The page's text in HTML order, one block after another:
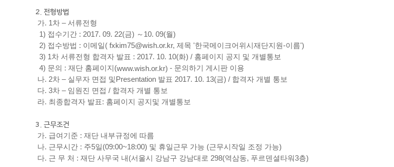
2. 전형방법
가. 1차 – 서류전형
1) 접수기간 : 2017. 09. 22(금) ～10. 09(월)
2) 접수방법 : 이메일( fxkim75@wish.or.kr, 제목 '한국메이크어위시재단지원-이름')
3) 1차 서류전형 합격자 발표 : 2017. 10. 10(화) / 홈페이지 공지 및 개별통보
4) 문의 : 재단 홈페이지(www.wish.or.kr) - 문의하기 게시판 이용
나. 2차 – 실무자 면접 및Presentation 발표 2017. 10. 13(금) / 합격자 개별 통보
다. 3차 – 임원진 면접 / 합격자 개별 통보
라. 최종합격자 발표: 홈페이지 공지및 개별통보
3. 근무조건
가. 급여기준 : 재단 내부규정에 따름
나. 근무시간 : 주5일(09:00~18:00) 및 휴일근무 가능 (근무시작일 조정 가능)
다. 근 무 처 : 재단 사무국 내(서울시 강남구 강남대로 298(역삼동, 푸르덴셜타워3층)